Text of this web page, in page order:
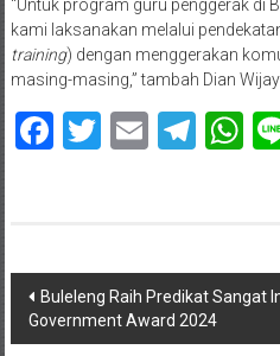
“Untuk program guru penggerak di
kami laksanakan melalui
training) dengan menggerakan
masing-masing,” tambah Dian
Facebook
Twitter
Email
Navigasi
pos
Buleleng Raih Predikat Sangat
Government Award 2024